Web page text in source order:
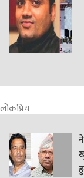
लोक्रप्रिय